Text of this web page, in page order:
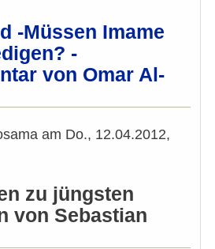
-Müssen Imame
-
von Omar Al-
am Do., 12.04.2012,
zu jüngsten
von Sebastian